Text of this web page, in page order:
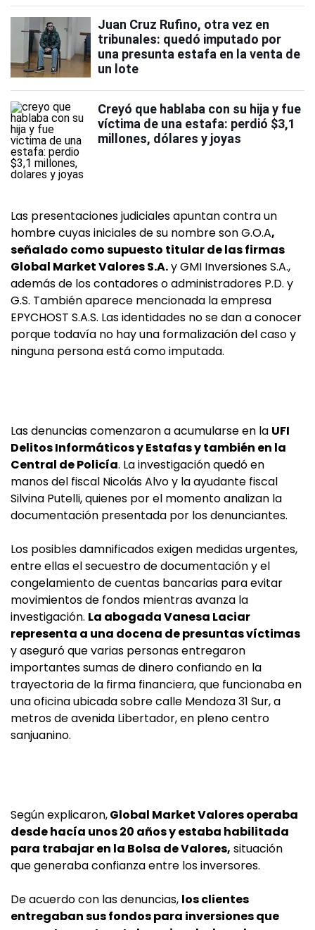
Juan Cruz Rufino, otra vez en
tribunales: quedó imputado por
una presunta estafa en la venta de
un lote
Creyó que hablaba con su hija y fue
víctima de una estafa: perdió $3,1
millones, dólares y joyas
Las presentaciones judiciales apuntan contra un
hombre cuyas iniciales de su nombre son G.O.A,
señalado como supuesto titular de las firmas
Global Market Valores S.A.y GMI Inversiones S.A.,
además de los contadores o administradores P.D. y
G.S. También aparece mencionada la empresa
EPYCHOST S.A.S. Las identidades no se dan a conocer
porque todavía no hay una formalización del caso y
ninguna persona está como imputada.
Las denuncias comenzaron a acumularse en la UFI
Delitos Informáticos y Estafas y también en la
Central de Policía. La investigación quedó en
manos del fiscal Nicolás Alvo y la ayudante fiscal
Silvina Putelli, quienes por el momento analizan la
documentación presentada por los denunciantes.
Los posibles damnificados exigen medidas urgentes,
entre ellas el secuestro de documentación y el
congelamiento de cuentas bancarias para evitar
movimientos de fondos mientras avanza la
investigación. La abogada Vanesa Laciar
representa a una docena de presuntas víctimas
y aseguró que varias personas entregaron
importantes sumas de dinero confiando en la
trayectoria de la firma financiera, que funcionaba en
una oficina ubicada sobre calle Mendoza 31 Sur, a
metros de avenida Libertador, en pleno centro
sanjuanino.
Según explicaron,Global Market Valores operaba
desde hacía unos 20 años y estaba habilitada
para trabajar en la Bolsa de Valores, situación
que generaba confianza entre los inversores.
De acuerdo con las denuncias, los clientes
entregaban sus fondos para inversiones que